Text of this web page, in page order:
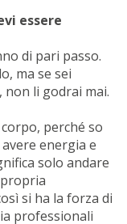
essere
di pari passo.
ma se sei
li godrai mai.
perché so
energia e
solo andare
si ha la forza di
professionali